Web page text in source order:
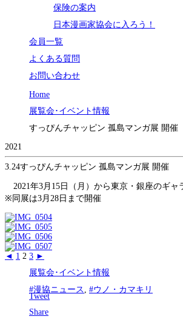
保険の案内
日本漫画家協会に入ろう！
会員一覧
よくある質問
お問い合わせ
Home
展覧会･イベント情報
すっぴんチャッピン 孤島マンガ展 開催
2021
3.24すっぴんチャッピン 孤島マンガ展 開催
2021年3月15日（月）から東京・銀座のギャ
※同展は3月28日まで開催
◄ 1 2 3 ►
展覧会･イベント情報
#漫協ニュース
#ウノ・カマキリ
Tweet
Share